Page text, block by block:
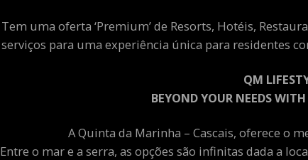
Tem uma oferta ‘Premium’ de Resorts, Hotéis,
serviços para uma experiência única para residentes
QM
BEYOND YOUR NEEDS
A Quinta da Marinha – Cascais, oferece o
Entre o mar e a serra, as opções são infinitas dada a